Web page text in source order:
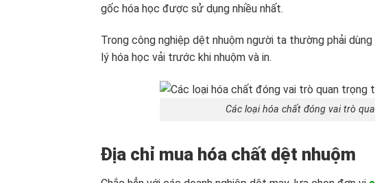
gốc hóa học được sử dụng nhiều nhất.
Trong công nghiệp dệt nhuộm người ta thường phải
lý hóa học vải trước khi nhuộm và in.
Các loại hóa chất đóng vai trò
Địa chỉ mua hóa chất dệt nhuộm